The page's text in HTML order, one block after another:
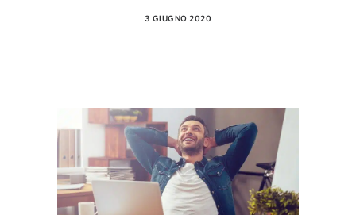
Sostenibilità
Contatti
3 GIUGNO 2020